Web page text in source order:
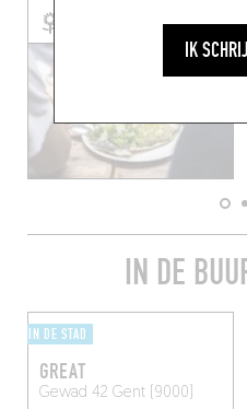
IK
IN DE
IN DE STAD
GREAT
Gewad 42 Gent (9000)